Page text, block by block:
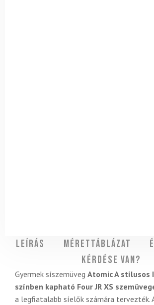
Leírás Mérettáblázat
Kérdése van?
Gyermek síszemüveg Atomic A stílusos
színben kapható Four JR XS
a legfiatalabb síelők számára tervezték.